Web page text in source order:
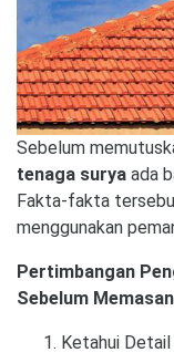
Sebelum
tenaga surya ada
Fakta-fakta
menggunakan
Pertimbangan
Sebelum
Ketahui